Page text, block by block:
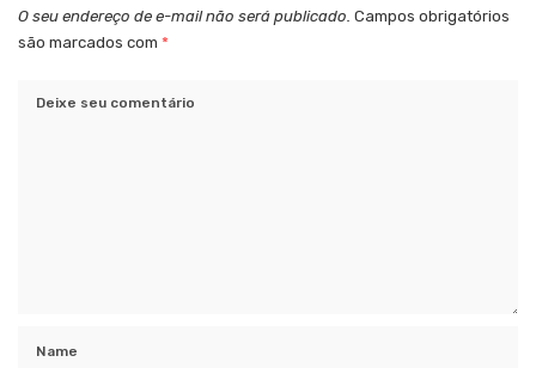
O seu endereço de e-mail não será publicado. Campos obrigatórios
são marcados com *